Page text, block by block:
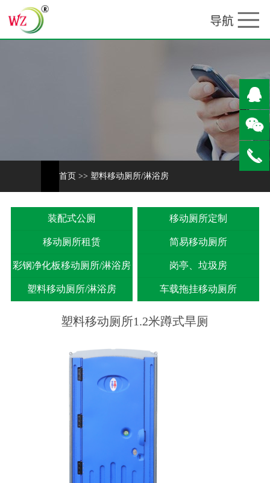
首页 >> 塑料移动厕所/淋浴房
装配式公厕 移动厕所定制
移动厕所租赁 简易移动厕所
彩钢净化板移动厕所/淋浴房 岗亭、垃圾房
塑料移动厕所/淋浴房 车载拖挂移动厕所
塑料移动厕所1.2米蹲式旱厕